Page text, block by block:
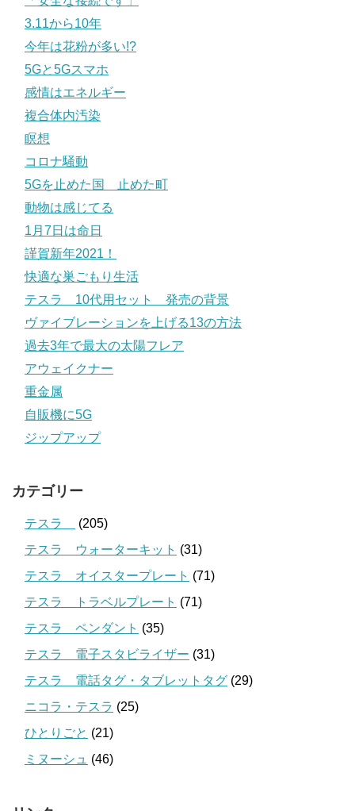
3.11から10年
今年は花粉が多い!?
5Gと5Gスマホ
感情はエネルギー
複合体内汚染
瞑想
コロナ騒動
5Gを止めた国 止めた町
動物は感じてる
1月7日は命日
謹賀新年2021！
快適な巣ごもり生活
テスラ 10代用セット 発売の背景
ヴァイブレーションを上げる13の方法
過去3年で最大の太陽フレア
アウェイクナー
重金属
自販機に5G
ジップアップ
カテゴリー
テスラ
(205)
テスラ ウォーターキット (31)
テスラ オイスタープレート (71)
テスラ トラベルプレート (71)
テスラ ペンダント (35)
テスラ 電子スタビライザー (31)
テスラ 電話タグ・タブレットタグ (29)
ニコラ・テスラ (25)
ひとりごと (21)
ミヌーシュ (46)